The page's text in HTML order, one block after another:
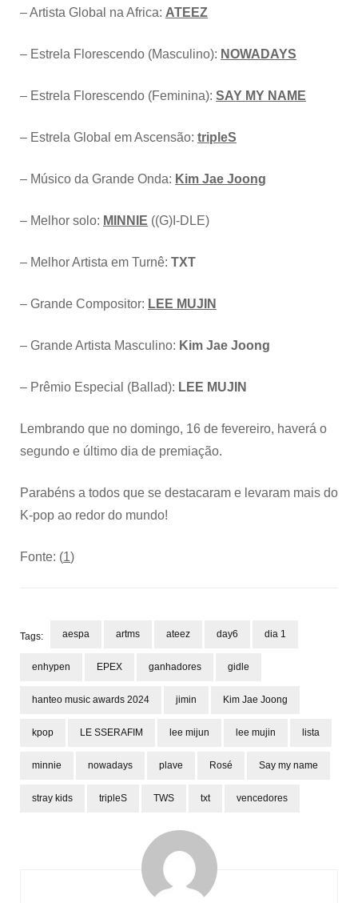
– Artista Global na Africa: ATEEZ
– Estrela Florescendo (Masculino): NOWADAYS
– Estrela Florescendo (Feminina): SAY MY NAME
– Estrela Global em Ascensão: tripleS
– Músico da Grande Onda: Kim Jae Joong
– Melhor solo: MINNIE ((G)I-DLE)
– Melhor Artista em Turnê: TXT
– Grande Compositor: LEE MUJIN
– Grande Artista Masculino: Kim Jae Joong
– Prêmio Especial (Ballad): LEE MUJIN
Lembrando que no domingo, 16 de fevereiro, haverá o
segundo e último dia de premiação.
Parabéns a todos que se destacaram e levaram mais do
K-pop ao redor do mundo!
Fonte: (1)
Tags: aespa artms ateez day6 dia 1
enhypen EPEX ganhadores gidle
hanteo music awards 2024 jimin Kim Jae Joong
kpop LE SSERAFIM lee mijun lee mujin lista
minnie nowadays plave Rosé Say my name
stray kids tripleS TWS txt vencedores